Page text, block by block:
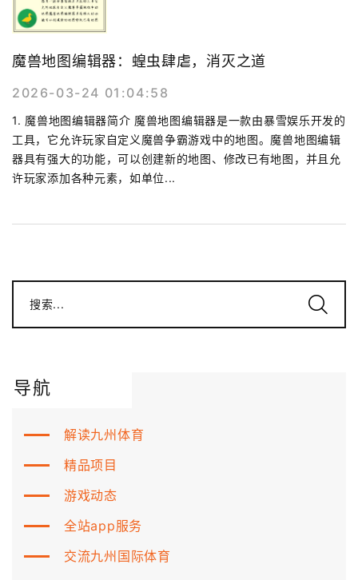
魔兽地图编辑器：蝗虫肆虐，消灭之道
2026-03-24 01:04:58
1. 魔兽地图编辑器简介 魔兽地图编辑器是一款由暴雪娱乐开发的
工具，它允许玩家自定义魔兽争霸游戏中的地图。魔兽地图编辑
器具有强大的功能，可以创建新的地图、修改已有地图，并且允
许玩家添加各种元素，如单位...
搜索...
导航
解读九州体育
精品项目
游戏动态
全站app服务
交流九州国际体育